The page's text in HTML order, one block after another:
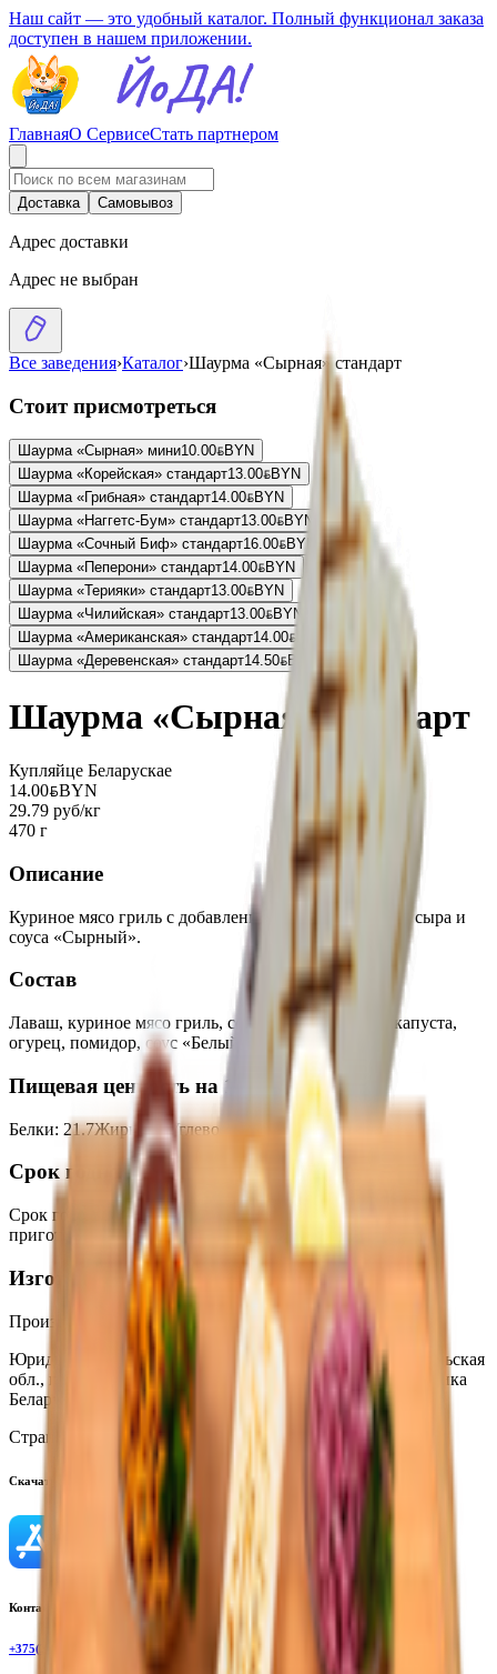
Наш сайт — это удобный каталог. Полный функционал заказа
доступен в нашем приложении.
ГлавнаяО СервисеСтать партнером
Доставка Самовывоз
Адрес доставки
Адрес не выбран
Все заведения›Каталог›Шаурма «Сырная» стандарт
Стоит присмотреться
Шаурма «Сырная» мини10.00BYNBYN
Шаурма «Корейская» стандарт13.00BYNBYN
Шаурма «Грибная» стандарт14.00BYNBYN
Шаурма «Наггетс-Бум» стандарт13.00BYNBYN
Шаурма «Сочный Биф» стандарт16.00BYNBYN
Шаурма «Пеперони» стандарт14.00BYNBYN
Шаурма «Терияки» стандарт13.00BYNBYN
Шаурма «Чилийская» стандарт13.00BYNBYN
Шаурма «Американская» стандарт14.00BYN
Шаурма «Деревенская» стандарт14.50BYNBYN
Шаурма «Сырная» стандарт
Купляйце Беларускае
14.00BYNBYN
29.79 руб/кг
470 г
Описание
Куриное мясо гриль с добавлением капусты, огурца, сыра и
соуса «Сырный».
Состав
Лаваш, куриное мясо гриль, соус «Сырный», сыр, капуста,
огурец, помидор, соус «Белый».
Пищевая ценность на 100г
Белки: 21.7Жиры :40Углеводы:39.6 Калории
Срок годности
Срок годности :3 часа при t от +2 до +6°С с момента
приготовления
Изготовитель
Производитель:
ООО «Формула-Едим»
Юридический адрес:
247210, Республика Беларусь, Гомельская
обл., г.Жлобин, ул.Первомайская, д.59а; 247210, Республика
Беларусь, Гомельская обл., г. Жлобин. ул. Красная, 44
Страна производства:
Республика Беларусь
Скачать приложение
Контактный телефон
+375(29)6875999